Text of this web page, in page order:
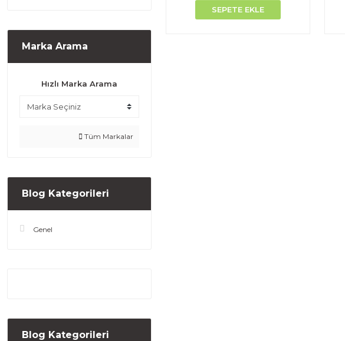
Marka Arama
Hızlı Marka Arama
Tüm Markalar
Blog Kategorileri
Genel
Blog Kategorileri
SEPETE EKLE